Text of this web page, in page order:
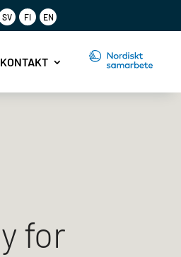
SV FI EN
KONTAKT
for